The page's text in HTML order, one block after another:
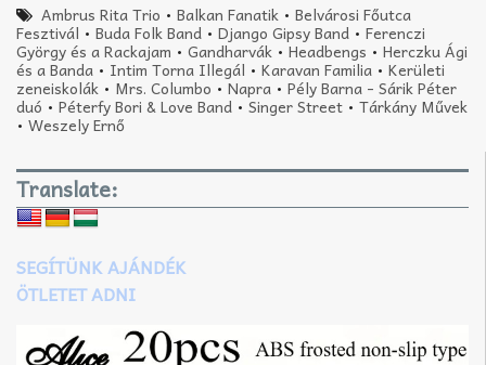
Ambrus Rita Trio •Balkan Fanatik •Belvárosi Főutca
Fesztivál • Buda Folk Band • Django Gipsy Band • Ferenczi
György és a Rackajam • Gandharvák •Headbengs • Herczku Ági
és a Banda • Intim Torna Illegál • Karavan Familia • Kerületi
zeneiskolák • Mrs. Columbo •Napra • Pély Barna - Sárik Péter
duó • Péterfy Bori & Love Band •Singer Street • Tárkány Művek
• Weszely Ernő
Translate:
SEGÍTÜNK AJÁNDÉK
ÖTLETET ADNI